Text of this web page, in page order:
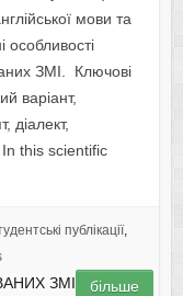
мови та
особливості
ЗМІ. Ключові
варіант,
діалект,
In this scientific
публікації,
ЗМІ більше